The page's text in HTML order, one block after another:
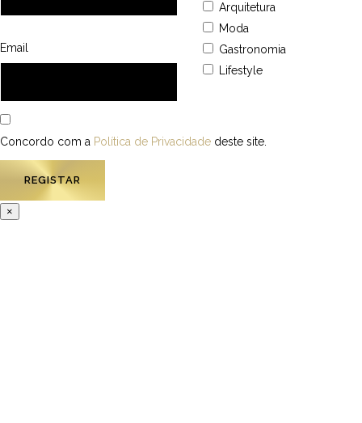
Email
Arquitetura
Moda
Gastronomia
Lifestyle
Concordo com a Política de Privacidade deste site.
×